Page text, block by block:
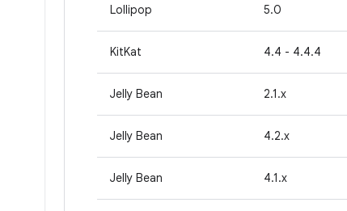
Lollipop 5.0
KitKat 4.4 - 4.4.4
Jelly Bean 2.1.x
Jelly Bean 4.2.x
Jelly Bean 4.1.x